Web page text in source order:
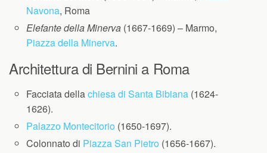
Navona, Roma
Elefante della Minerva (1667-1669) – Marmo,
Piazza della Minerva.
Architettura di Bernini a Roma
Facciata dellachiesa di Santa Bibiana (1624-
1626).
Palazzo Montecitorio (1650-1697).
Colonnato di Piazza San Pietro (1656-1667).